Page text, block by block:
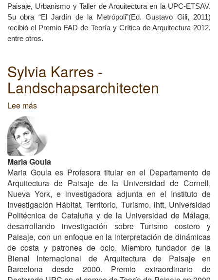
Paisaje, Urbanismo y Taller de Arquitectura en la UPC-ETSAV.
Su obra “El Jardín de la Metrópoli”(Ed. Gustavo Gili, 2011)
recibió el Premio FAD de Teoría y Crítica de Arquitectura 2012,
entre otros.
Sylvia Karres -
Landschapsarchitecten
Lee más
-
Landschapsarchitecten
Maria Goula
Maria Goula es Profesora titular en el Departamento de
Arquitectura de Paisaje de la Universidad de Cornell,
Nueva York, e investigadora adjunta en el Instituto de
Investigación Hábitat, Territorio, Turismo, ihtt, Universidad
Politécnica de Cataluña y de la Universidad de Málaga,
desarrollando investigación sobre Turismo costero y
Paisaje, con un enfoque en la interpretación de dinámicas
de costa y patrones de ocio. Miembro fundador de la
Bienal Internacional de Arquitectura de Paisaje en
Barcelona desde 2000. Premio extraordinario de